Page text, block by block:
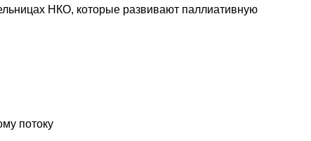
НКО, которые развивают паллиативную
потоку